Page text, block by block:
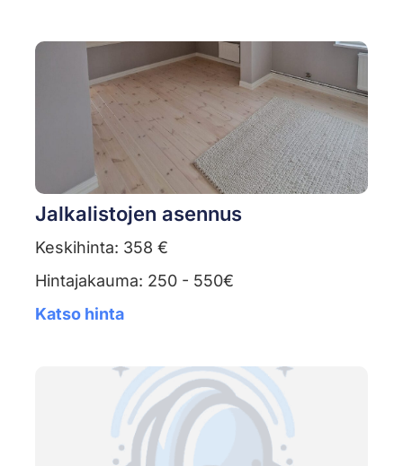
Jalkalistojen asennus
Keskihinta: 358 €
Hintajakauma: 250 - 550€
Katso hinta